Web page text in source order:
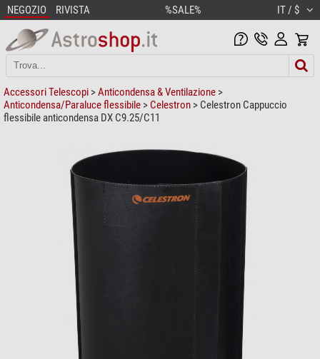
NEGOZIO RIVISTA %SALE% IT / $
Accessori Telescopi >Anticondensa & Ventilazione >
Anticondensa/Paraluce flessibile > Celestron > Celestron Cappuccio
flessibile anticondensa DX C9.25/C11